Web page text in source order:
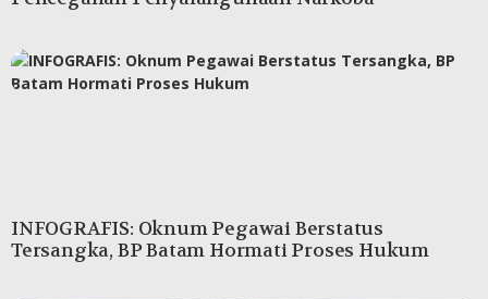
INFOGRAFIS: Oknum Pegawai Berstatus
Tersangka, BP Batam Hormati Proses Hukum